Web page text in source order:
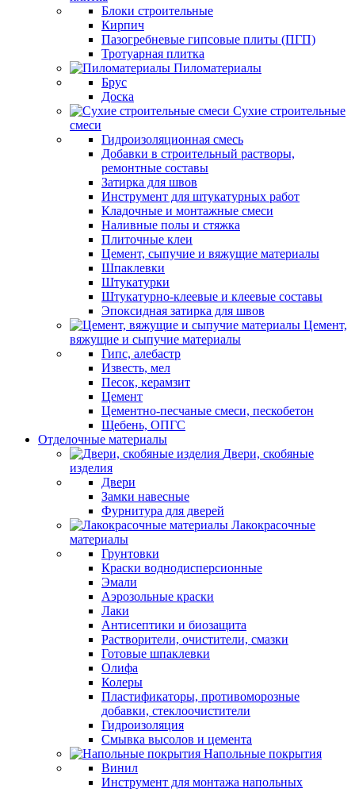
Блоки строительные
Кирпич
Пазогребневые гипсовые плиты (ПГП)
Тротуарная плитка
Пиломатериалы
Брус
Доска
Сухие строительные
смеси
Гидроизоляционная смесь
Добавки в строительный растворы,
ремонтные составы
Затирка для швов
Инструмент для штукатурных работ
Кладочные и монтажные смеси
Наливные полы и стяжка
Плиточные клеи
Цемент, сыпучие и вяжущие материалы
Шпаклевки
Штукатурки
Штукатурно-клеевые и клеевые составы
Эпоксидная затирка для швов
Цемент,
вяжущие и сыпучие материалы
Гипс, алебастр
Известь, мел
Песок, керамзит
Цемент
Цементно-песчаные смеси, пескобетон
Щебень, ОПГС
Отделочные материалы
Двери, скобяные
изделия
Двери
Замки навесные
Фурнитура для дверей
Лакокрасочные
материалы
Грунтовки
Краски воднодисперсионные
Эмали
Аэрозольные краски
Лаки
Антисептики и биозащита
Растворители, очистители, смазки
Готовые шпаклевки
Олифа
Колеры
Пластификаторы, противоморозные
добавки, стеклоочистители
Гидроизоляция
Смывка высолов и цемента
Напольные покрытия
Винил
Инструмент для монтажа напольных